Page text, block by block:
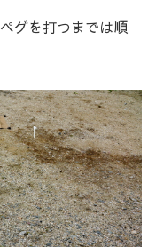
グを打つまでは順